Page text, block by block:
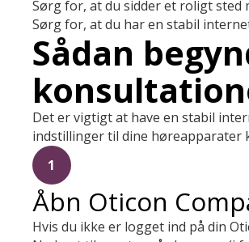
Sørg for, at du sidder et roligt sted
Sørg for, at du har en stabil
Sådan
Det er vigtigt at have en stabil
indstillinger til dine høreapparater
1
Åbn Oticon
Hvis du ikke er logget ind på din